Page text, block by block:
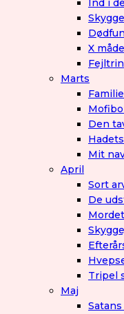
Ind i
X
Fejltrin
Marts
Den
Mit
April
Sort
De
Tripel
Maj